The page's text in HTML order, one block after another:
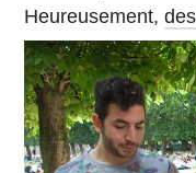
Heureusement,